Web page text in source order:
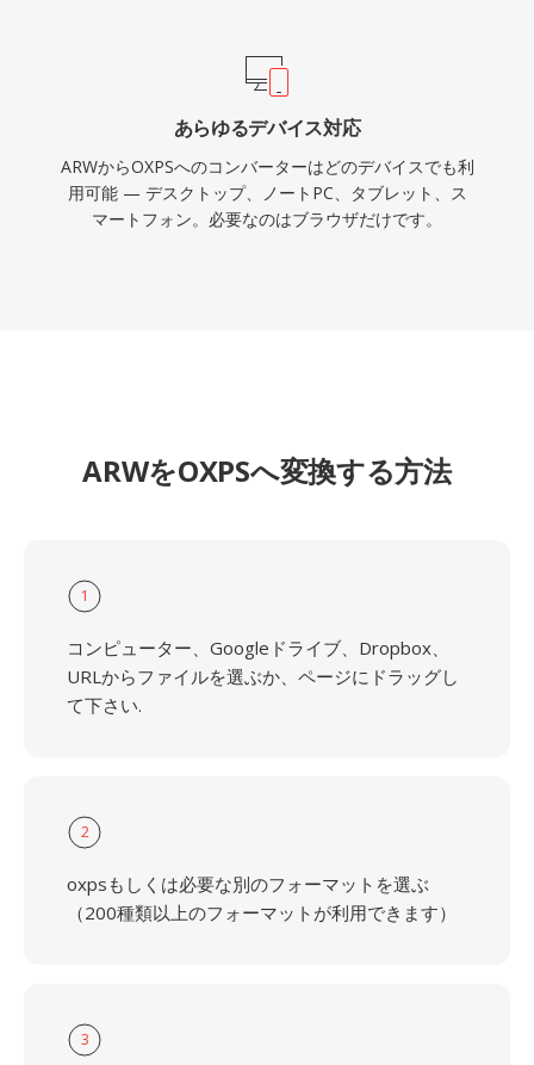
あらゆるデバイス対応
ARWからOXPSへのコンバーターはどのデバイスでも利
用可能 — デスクトップ、ノートPC、タブレット、ス
マートフォン。必要なのはブラウザだけです。
ARWをOXPSへ変換する方法
1
コンピューター、Googleドライブ、Dropbox、
URLからファイルを選ぶか、ページにドラッグし
て下さい.
2
oxpsもしくは必要な別のフォーマットを選ぶ
（200種類以上のフォーマットが利用できます）
3